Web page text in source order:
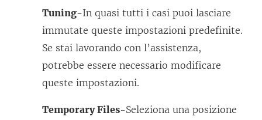
Tuning-In quasi tutti i casi puoi lasciare
immutate queste impostazioni predefinite.
Se stai lavorando con l’assistenza,
potrebbe essere necessario modificare
queste impostazioni.
Temporary Files-Seleziona una posizione